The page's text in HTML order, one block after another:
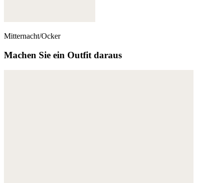
Mitternacht/Ocker
Machen Sie ein Outfit daraus